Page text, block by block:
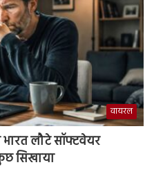
वायरल
भारत लौटे सॉफ्टवेयर
सिखाया